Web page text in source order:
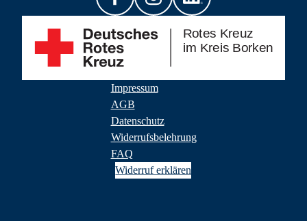
Impressum
AGB
Datenschutz
Widerrufsbelehrung
FAQ
Widerruf erklären